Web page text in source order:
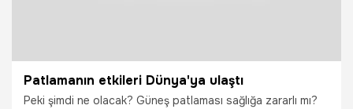
Patlamanın etkileri Dünya'ya ulaştı
Peki şimdi ne olacak? Güneş patlaması sağlığa zararlı mı?